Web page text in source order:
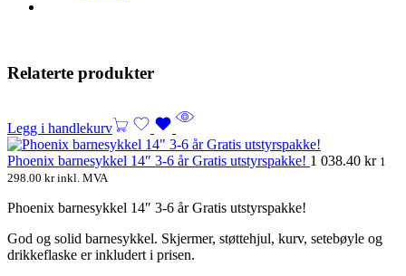
Relaterte produkter
Legg i handlekurv
Phoenix barnesykkel 14″ 3-6 år Gratis utstyrspakke! 1 038.40 kr 1
298.00 krinkl. MVA
Phoenix barnesykkel 14″ 3-6 år Gratis utstyrspakke!
God og solid barnesykkel. Skjermer, støttehjul, kurv, setebøyle og
drikkeflaske er inkludert i prisen.